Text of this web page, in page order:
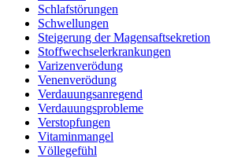
Schlafstörungen
Schwellungen
Steigerung der Magensaftsekretion
Stoffwechselerkrankungen
Varizenverödung
Venenverödung
Verdauungsanregend
Verdauungsprobleme
Verstopfungen
Vitaminmangel
Völlegefühl